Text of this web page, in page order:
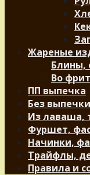
Жареные
Блины,
Во
ПП выпечка
Без выпечки
Из лаваша,
Фуршет,
Начинки,
Трайфлы,
Правила и